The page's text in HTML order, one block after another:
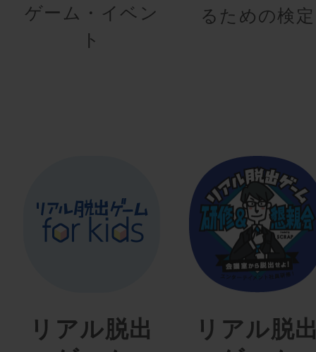
ゲーム・イベン
ト
るための検定
リアル脱出
リアル脱